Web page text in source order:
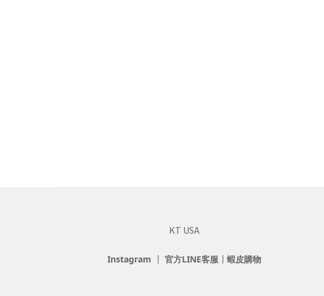
KT USA
Instagram ┃ 官方LINE客服 ┃ 蝦皮購物